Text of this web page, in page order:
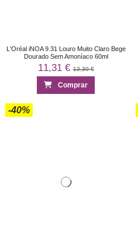
L'Oréal iNOA 9.31 Louro Muito Claro Bege
Dourado Sem Amoníaco 60ml
11,31 €13,30 €
Comprar
-40%